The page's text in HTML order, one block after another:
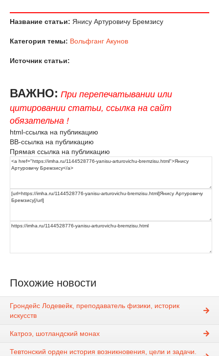
Название статьи: Янису Артуровичу Бремзису
Категория темы: Вольфганг Акунов
Источник статьи:
ВАЖНО: При перепечатывании или
цитировании статьи, ссылка на сайт
обязательна !
html-ссылка на публикацию
BB-ссылка на публикацию
Прямая ссылка на публикацию
Похожие новости
Грондейс Лодевейк, преподаватель физики, историк
искусств
Катроэ, шотландский монах
Тевтонский орден история возникновения, цели и задачи.